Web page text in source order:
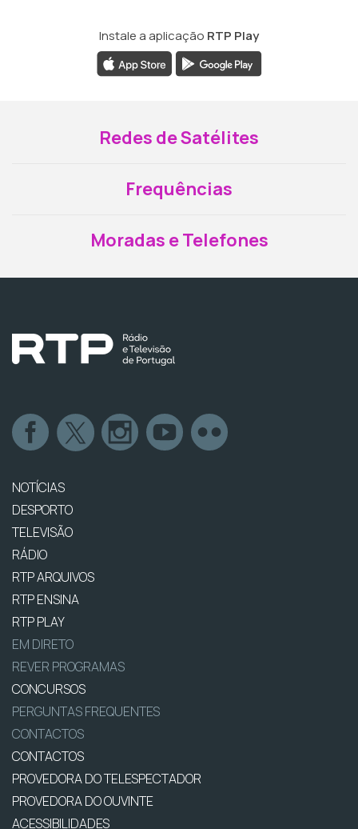
Instale a aplicação RTP Play
Redes de Satélites
Frequências
Moradas e Telefones
NOTÍCIAS
DESPORTO
TELEVISÃO
RÁDIO
RTP ARQUIVOS
RTP ENSINA
RTP PLAY
EM DIRETO
REVER PROGRAMAS
CONCURSOS
PERGUNTAS FREQUENTES
CONTACTOS
CONTACTOS
PROVEDORA DO TELESPECTADOR
PROVEDORA DO OUVINTE
ACESSIBILIDADES